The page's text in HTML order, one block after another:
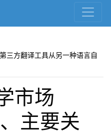
三方翻译工具从另一种语言自
市场
主要关